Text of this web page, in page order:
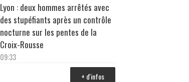
Lyon : deux hommes arrêtés avec
des stupéfiants après un contrôle
nocturne sur les pentes de la
Croix-Rousse
09:33
+ d'infos